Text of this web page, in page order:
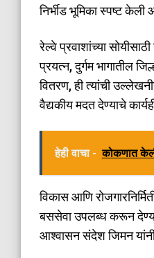
निर्भीड भूमिका स्पष्ट
रेल्वे प्रवाशांच्या
प्रयत्न, दुर्गम भागातील
वितरण, ही त्यांची
वैद्यकीय मदत देण्याचे
हेही वाचा - कोकणात
विकास आणि
बससेवा उपलब्ध करून
आश्वासन संदेश जिमन